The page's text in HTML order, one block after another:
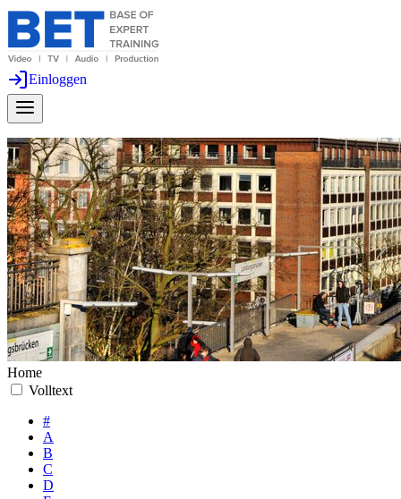
Einloggen
Home
Volltext
#
A
B
C
D